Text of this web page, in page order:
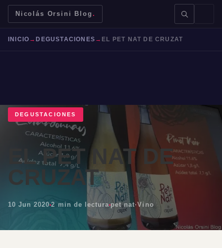
Nicolás Orsini Blog .
Mendoza Malbec Bodegas Jujuy
INICIO → DEGUSTACIONES → EL PET NAT DE CRUZAT
DEGUSTACIONES
EL PET NAT DE
CRUZAT
10 Jun 2020 2 min de lectura pet nat·Vino